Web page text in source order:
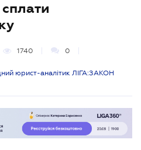
1740 0
юрист-аналітик ЛІГА:ЗАКОН